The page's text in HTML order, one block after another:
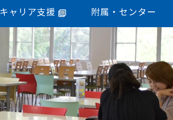
キャリア支援 附属・センター